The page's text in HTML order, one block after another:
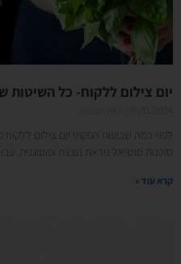
יום צילום ללקוח- כל
לפני כמה שבועות הפקתי יום צילום ללקוח
סוכנות סושיאל ניראת נוצצת
קרא עוד »